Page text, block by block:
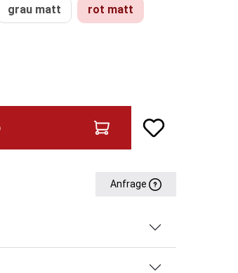
grau matt rot matt
Anfrage